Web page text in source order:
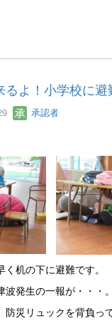
るよ！小学校に避
承認者
机の下に避難です。
発生の一報が・・・。
防災リュックを背負っ